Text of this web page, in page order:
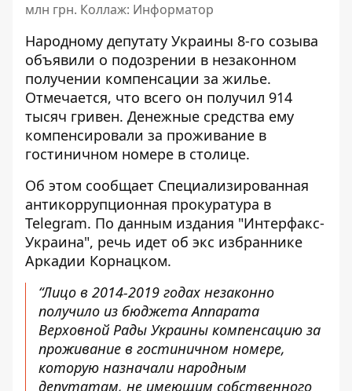
млн грн. Коллаж: Информатор
Народному депутату Украины 8-го созыва
объявили о подозрении в незаконном
получении компенсации за жилье.
Отмечается, что всего он получил 914
тысяч гривен. Денежные средства ему
компенсировали за проживание в
гостиничном номере в столице.
Об этом сообщает Специализированная
антикоррупционная прокуратура в
Telegram. По данным издания "Интерфакс-
Украина", речь идет об экс избраннике
Аркадии Корнацком.
“Лицо в 2014-2019 годах незаконно
получило из бюджета Аппарата
Верховной Рады Украины компенсацию за
проживание в гостиничном номере,
которую назначали народным
депутатам, не имеющим собственного